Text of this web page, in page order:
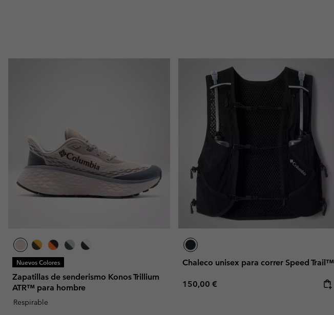
Nuevos Colores
Zapatillas de senderismo Konos Trillium
ATR™ para hombre
Respirable
Chaleco unisex para correr Speed Trail™
Regular price:
150,00 €